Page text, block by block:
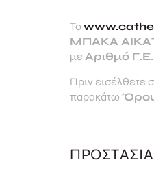
Το
ΜΠΑΚΑ
με Αριθμό
Πριν εισέλθετε
παρακάτω